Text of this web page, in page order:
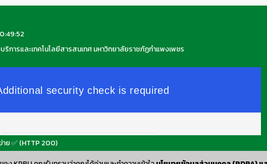
ริการและเทคโนโลยีสารสนเทศ มหาวิทยาลัยราชภัฏกำแพงเพชร
ย ✅ (HTTP 200)